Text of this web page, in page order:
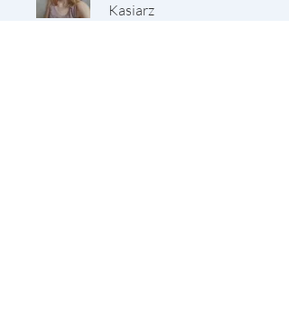
Kasiarz